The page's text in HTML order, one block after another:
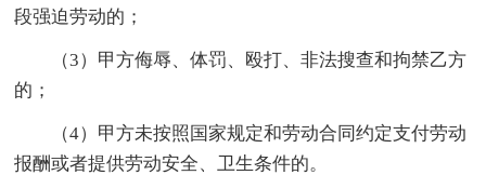
段强迫劳动的；
（3）甲方侮辱、体罚、殴打、非法搜查和拘禁乙方
的；
（4）甲方未按照国家规定和劳动合同约定支付劳动
报酬或者提供劳动安全、卫生条件的。